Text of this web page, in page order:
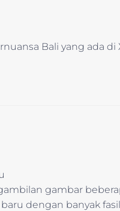
Bali yang ada di
gambar
dengan banyak